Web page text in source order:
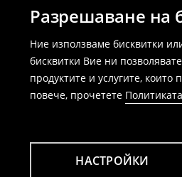
Разрешаване на
Ние използваме бисквитки
бисквитки Вие ни
продуктите и услугите,
повече, прочетете
НАСТРОЙКИ